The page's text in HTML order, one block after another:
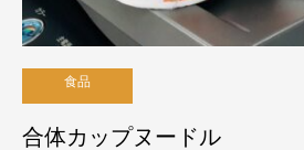
食品
合体カップヌードル